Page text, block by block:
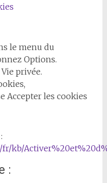
le menu du
Options.
privée.
Accepter les cookies
kb/
: